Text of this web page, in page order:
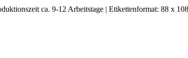
ca. 9-12 Arbeitstage | Etikettenformat: 88 x